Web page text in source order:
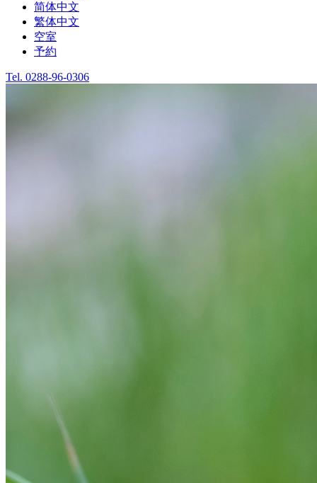
简体中文
繁体中文
空室
予約
Tel. 0288-96-0306